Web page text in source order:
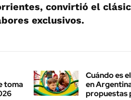
convirtió el
exclusivos.
toma
Cuándo es
en
propuestas